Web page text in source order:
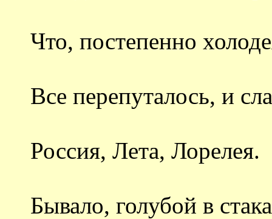
Что, постепенно
Все перепуталось, и
Россия, Лета, Лорелея.
Бывало, голубой в